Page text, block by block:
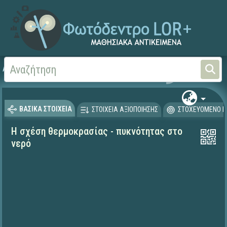
Αρχική Φυσικές Επιστήμες -
ΒΑΣΙΚΑ ΣΤΟΙΧΕΙΑ ΣΤΟΙΧΕΙΑ ΑΞΙΟΠΟΙΗΣΗΣ ΣΤΟΧΕΥΟΜΕΝΟ
Η σχέση θερμοκρασίας - πυκνότητας στο
νερό